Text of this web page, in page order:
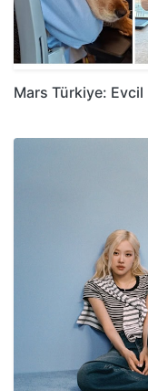
Mars Türkiye: